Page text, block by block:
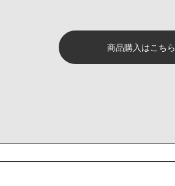
商品購入はこちら